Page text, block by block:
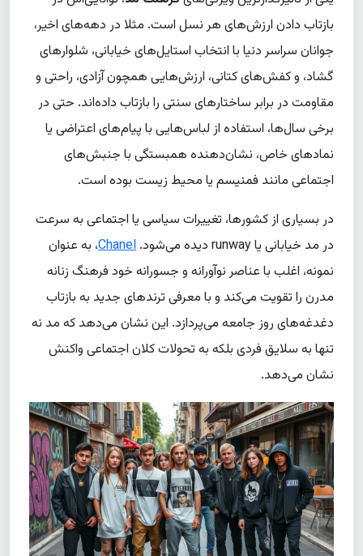
بازتاب دادن ارزش‌های هر نسل است. مثلا در دهه‌های اخیر،
جوانان سراسر دنیا با انتخاب استایل‌های خیابانی، شلوارهای
گشاد، و کفش‌های کتانی، ارزش‌هایی همچون آزادی، راحتی و
مقاومت در برابر ساختارهای سنتی را بازتاب داده‌اند. حتی در
برخی سال‌ها، استفاده از لباس‌هایی با پیام‌های اعتراضی یا
نمادهای خاص، نشان‌دهنده همبستگی با جنبش‌های
اجتماعی مانند فمنیسم یا محیط زیست بوده است.
در بسیاری از کشورها، تغییرات سیاسی یا اجتماعی به سرعت
در مد خیابانی یا runway دیده می‌شود.
Chanel، به عنوان
نمونه، اغلب با عناصر نوآورانه و جسورانه خود فرهنگ زنانه
مدرن را تقویت می‌کند و با معرفی ترندهای جدید به بازتاب
دغدغه‌های روز جامعه می‌پردازد. این نشان می‌دهد که مد نه
تنها به سلایق فردی بلکه به تحولات کلان اجتماعی واکنش
نشان می‌دهد.